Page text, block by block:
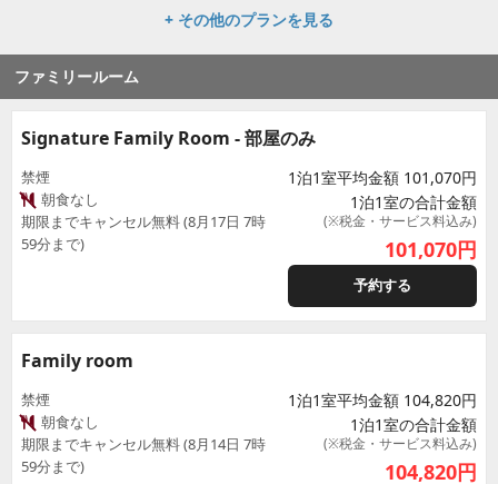
+ その他のプランを見る
ファミリールーム
Signature Family Room - 部屋のみ
禁煙
朝食なし
期限までキャンセル無料 (8月17日 7時
59分まで)
1泊1室平均金額 101,070円
1泊1室の合計金額
(※税金・サービス料込み)
101,070円
予約する
Family room
禁煙
朝食なし
期限までキャンセル無料 (8月14日 7時
59分まで)
1泊1室平均金額 104,820円
1泊1室の合計金額
(※税金・サービス料込み)
104,820円